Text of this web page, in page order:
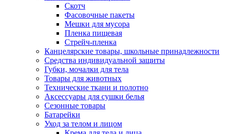
Скотч
Фасовочные пакеты
Мешки для мусора
Пленка пищевая
Стрейч-пленка
Канцелярские товары, школьные принадлежности
Средства индивидуальной защиты
Губки, мочалки для тела
Товары для животных
Технические ткани и полотно
Аксессуары для сушки белья
Сезонные товары
Батарейки
Уход за телом и лицом